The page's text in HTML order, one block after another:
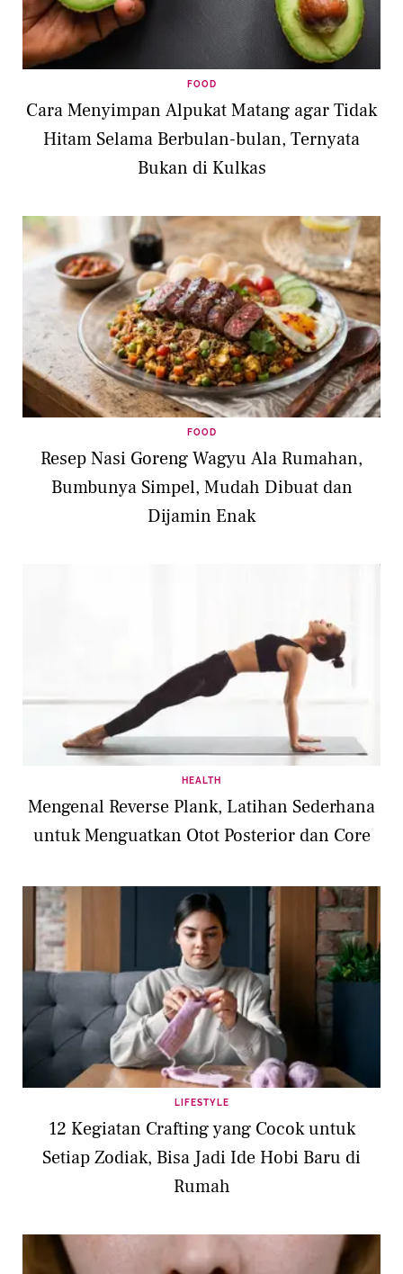
FOOD
Cara Menyimpan Alpukat Matang agar Tidak
Hitam Selama Berbulan-bulan, Ternyata
Bukan di Kulkas
FOOD
Resep Nasi Goreng Wagyu Ala Rumahan,
Bumbunya Simpel, Mudah Dibuat dan
Dijamin Enak
HEALTH
Mengenal Reverse Plank, Latihan Sederhana
untuk Menguatkan Otot Posterior dan Core
LIFESTYLE
12 Kegiatan Crafting yang Cocok untuk
Setiap Zodiak, Bisa Jadi Ide Hobi Baru di
Rumah